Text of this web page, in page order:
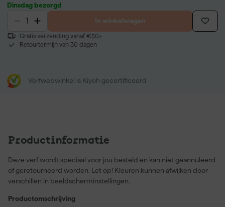
Dinsdag bezorgd
In winkelwagen
Gratis verzending vanaf €50,-
Retourtermijn van 30 dagen
Verfwebwinkel is Kiyoh gecertificeerd
Productinformatie
Deze verf wordt speciaal voor jou besteld en kan niet geannuleerd
of geretourneerd worden. Let op! Kleuren kunnen afwijken door
verschillen in beeldscherminstellingen.
Productomschrijving